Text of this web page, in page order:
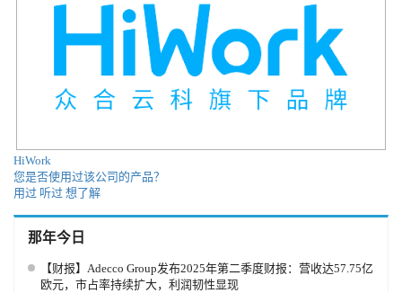
HiWork
您是否使用过该公司的产品？
用过 听过 想了解
那年今日
【财报】Adecco Group发布2025年第二季度财报：营收达57.75亿
欧元，市占率持续扩大，利润韧性显现